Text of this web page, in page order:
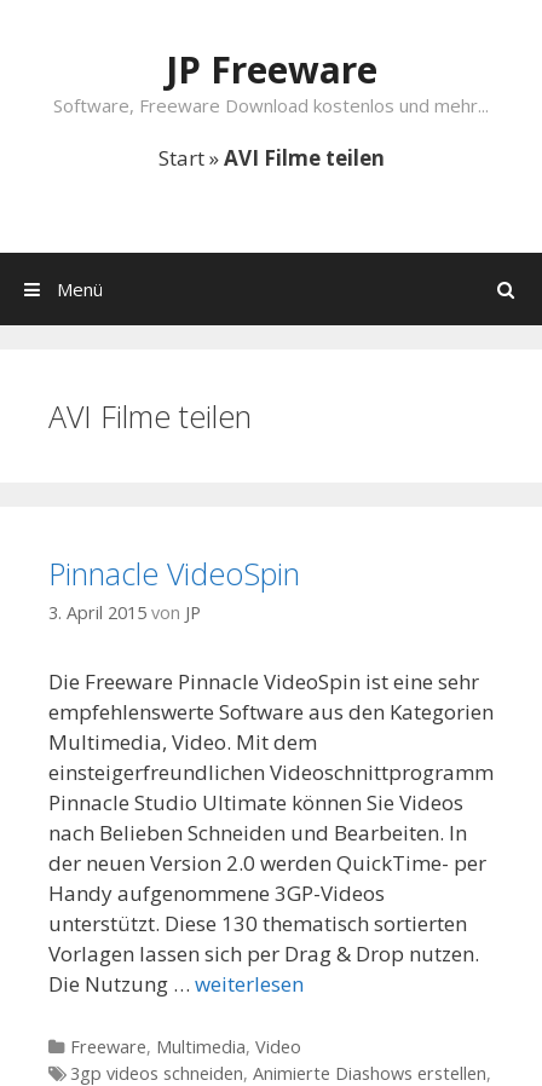
JP Freeware
Software, Freeware Download kostenlos und mehr...
Start»AVI Filme teilen
Suchen
Menü
AVI Filme teilen
Pinnacle VideoSpin
3. April 2015 von JP
Die Freeware Pinnacle VideoSpin ist eine sehr
empfehlenswerte Software aus den Kategorien
Multimedia, Video. Mit dem
einsteigerfreundlichen Videoschnittprogramm
Pinnacle Studio Ultimate können Sie Videos
nach Belieben Schneiden und Bearbeiten. In
der neuen Version 2.0 werden QuickTime- per
Handy aufgenommene 3GP-Videos
unterstützt. Diese 130 thematisch sortierten
Vorlagen lassen sich per Drag & Drop nutzen.
Die Nutzung … weiterlesen
Kategorien
Freeware, Multimedia, Video
Tags
3gp videos schneiden, Animierte Diashows erstellen,